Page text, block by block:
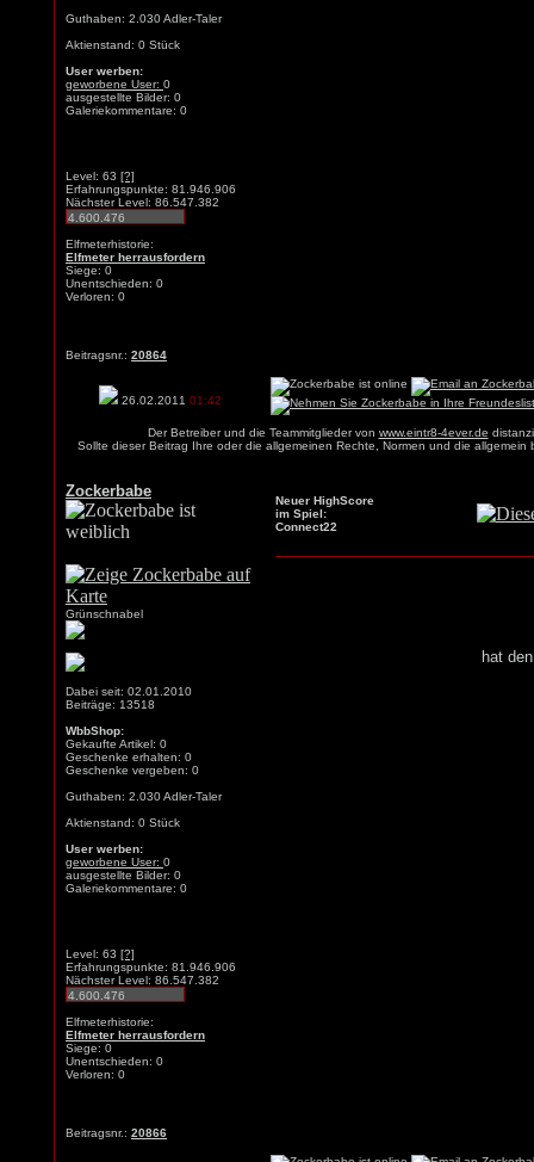
Guthaben: 2.030 Adler-Taler
Aktienstand: 0 Stück
User werben:
geworbene User: 0
ausgestellte Bilder: 0
Galeriekommentare: 0
Level: 63 [?]
Erfahrungspunkte: 81.946.906
Nächster Level: 86.547.382
Elfmeterhistorie:
Elfmeter herrausfordern
Siege: 0
Unentschieden: 0
Verloren: 0
Beitragsnr.: 20864
26.02.2011 01:42
Der Betreiber und die Teammitglieder von www.eintr8-4ever.de
Sollte dieser Beitrag Ihre oder die allgemeinen Rechte, Normen und die
Zockerbabe
Grünschnabel
Dabei seit: 02.01.2010
Beiträge: 13518
WbbShop:
Gekaufte Artikel: 0
Geschenke erhalten: 0
Geschenke vergeben: 0
Guthaben: 2.030 Adler-Taler
Aktienstand: 0 Stück
User werben:
geworbene User: 0
ausgestellte Bilder: 0
Galeriekommentare: 0
Level: 63 [?]
Erfahrungspunkte: 81.946.906
Nächster Level: 86.547.382
Elfmeterhistorie:
Elfmeter herrausfordern
Siege: 0
Unentschieden: 0
Verloren: 0
Beitragsnr.: 20866
Neuer HighScore
im Spiel:
Connect22
hat